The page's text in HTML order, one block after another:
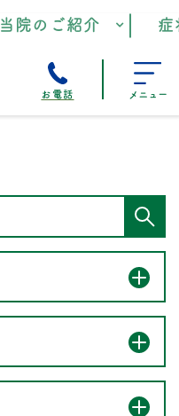
当院のご紹介
お電話 メニュー